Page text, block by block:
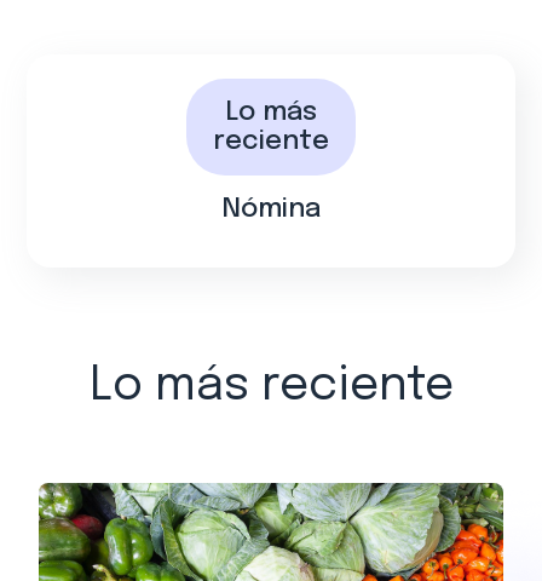
Lo más
reciente
Nómina
Lo más reciente